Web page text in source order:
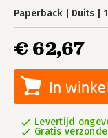
Paperback Duits
€ 62,67
In
Levertijd
Gratis